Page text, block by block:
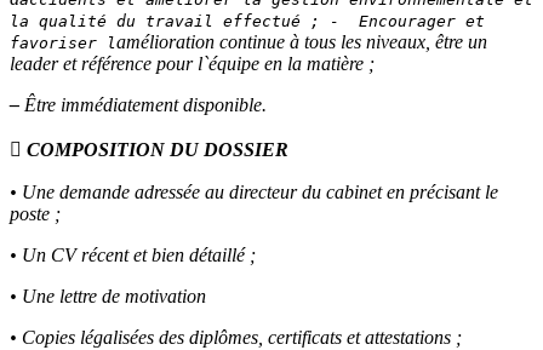
la qualité du travail effectué ; - Encourager et
favoriser lamélioration continue à tous les niveaux, être un
leader et référence pour l`équipe en la matière ;
– Être immédiatement disponible.
 COMPOSITION DU DOSSIER
• Une demande adressée au directeur du cabinet en précisant le
poste ;
• Un CV récent et bien détaillé ;
• Une lettre de motivation
• Copies légalisées des diplômes, certificats et attestations ;